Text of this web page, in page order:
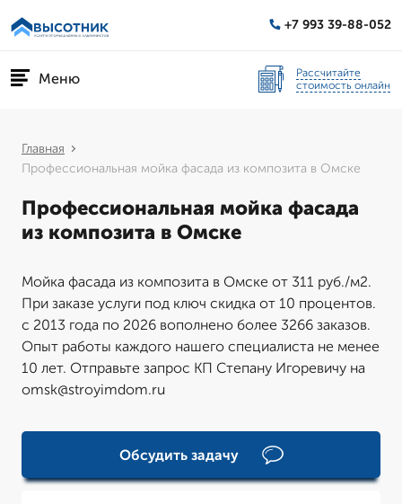
+7 993 39-88-052
Меню
Рассчитайте
стоимость онлайн
Главная
Профессиональная мойка фасада из композита в Омске
Профессиональная мойка фасада
из композита в Омске
Мойка фасада из композита в Омске от 311 руб./м2.
При заказе услуги под ключ скидка от 10 процентов.
с 2013 года по 2026 вополнено более 3266 заказов.
Опыт работы каждого нашего специалиста не менее
10 лет. Отправьте запрос КП Степану Игоревичу на
omsk@stroyimdom.ru
Обсудить задачу